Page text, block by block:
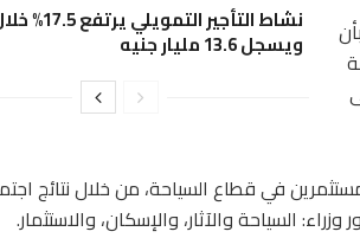
نشاط التأجير
ويسجل 13.6 مليار جنيه
في قطاع السياحة، من خلال نتائج
السياحة والآثار، والإسكان، والاستثمار.